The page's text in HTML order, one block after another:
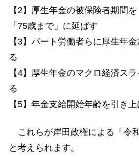
【2】厚生年金の被保険者期間
「75歳まで」に延ばす
【3】パート労働者らに厚生年
る
【4】厚生年金のマクロ経済ス
る
【5】年金支給開始年齢を引き上
これらが岸田政権による「令
と考えられます。